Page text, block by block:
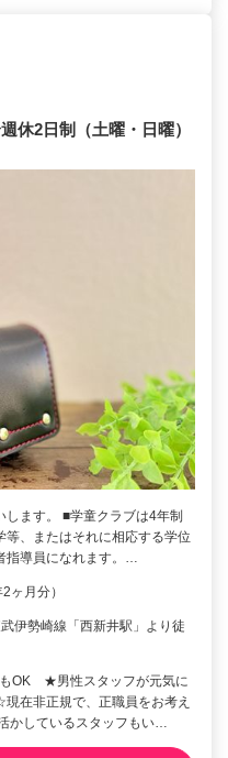
2日制（土曜・日曜）
ます。 ■学童クラブは4年制
等、またはそれに相応する学位
指導員になれます。…
ヶ月分）
伊勢崎線「西新井駅」より徒
OK ★男性スタッフが元気に
在非正規で、正職員をお考え
かしているスタッフもい…